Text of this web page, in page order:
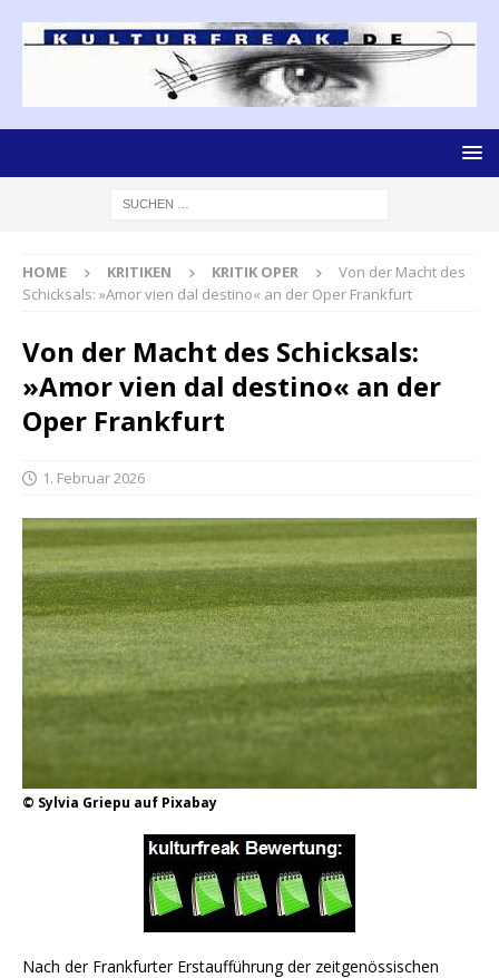
HOME KRITIKEN KRITIK OPER
Von der Macht des
Schicksals: »Amor vien dal destino« an der Oper Frankfurt
Von der Macht des Schicksals:
»Amor vien dal destino« an der
Oper Frankfurt
1. Februar 2026
© Sylvia Griepu auf Pixabay
Nach der Frankfurter Erstaufführung der zeitgenössischen